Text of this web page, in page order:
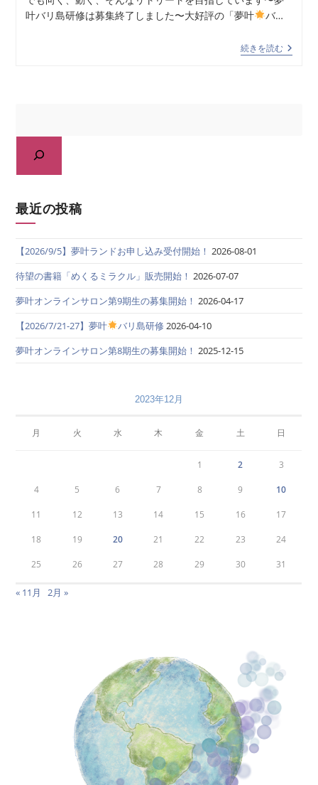
叶バリ島研修は募集終了しました〜大好評の「夢叶
バ…
続きを読む
最近の投稿
【2026/9/5】夢叶ランドお申し込み受付開始！ 2026-08-01
待望の書籍「めくるミラクル」販売開始！ 2026-07-07
夢叶オンラインサロン第9期生の募集開始！ 2026-04-17
【2026/7/21-27】夢叶
バリ島研修2026-04-10
夢叶オンラインサロン第8期生の募集開始！ 2025-12-15
2023年12月
月 火 水 木 金 土 日
1 2 3
4 5 6 7 8 9 10
11 12 13 14 15 16 17
18 19 20 21 22 23 24
25 26 27 28 29 30 31
« 11月 2月 »